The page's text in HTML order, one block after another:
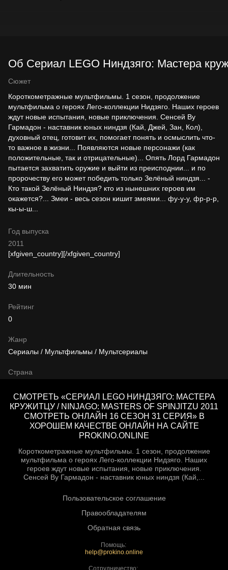
Об Сериал LEGO Ниндзяго: Мастера
Сюжет
Короткометражные мультфильмы. 1 сезон, продолжение
мультфильма о героях Лего-коллекции Нидзяго. Наших героев
ждут новые испытания, новые приключения. Сенсей Ву
Гармадон - наставник юных ниндзя (Кай, Джей, Зан, Кол),
духовный отец, готовит их, помогает понять и осмыслить что-
то важное в жизни... Появляются новые персонажи (как
положительные, так и отрицательные)... Опять Лорд Гармадон
пытается захватить оружие и выйти из преисподнии... и по
пророчеству его может победить только Зелёный ниндзя... -
Кто такой Зелёный Ниндзя? кто из нынешних героев им
окажется?... Змеи - весь сезон кишит змеями... фу-у-у, фр-р-р,
кы-ы-ш...
Год выпуска
2011
Жанр
Сериалы / Мультфильмы / Мультсериалы
Длительность
30 мин
[xfgiven_country]
Страна
[/xfgiven_country]
Рейтинг
0
СМОТРЕТЬ «СЕРИАЛ LEGO НИНДЗЯГО: МАСТЕРА
КРУЖИТЦУ / NINJAGO: MASTERS OF SPINJITZU 2011
СМОТРЕТЬ ОНЛАЙН 16 СЕЗОН 31 СЕРИЯ» В
ХОРОШЕМ КАЧЕСТВЕ ОНЛАЙН НА САЙТЕ
PROKINO.ONLINE
Короткометражные мультфильмы. 1 сезон, продолжение
мультфильма о героях Лего-коллекции Нидзяго. Наших
героев ждут новые испытания, новые приключения.
Сенсей Ву Гармадон - наставник юных ниндзя (Кай,...
Пользовательское соглашение
Правообладателям
Обратная связь
Помощь:
help@prokino.online
Сотрудничество: